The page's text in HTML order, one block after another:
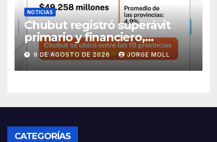
NOTICIAS
Chubut registró superávit
primario y financiero,
ubicándose entre las
provincias con mejor
resultado fiscal
9 DE AGOSTO DE 2026 JORGE MOLL
CATEGORÍAS